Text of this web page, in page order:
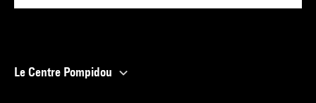
Le Centre Pompidou